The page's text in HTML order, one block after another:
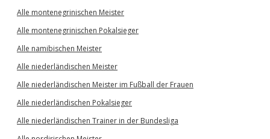
Alle montenegrinischen Meister
Alle montenegrinischen Pokalsieger
Alle namibischen Meister
Alle niederländischen Meister
Alle niederländischen Meister im Fußball der Frauen
Alle niederländischen Pokalsieger
Alle niederländischen Trainer in der Bundesliga